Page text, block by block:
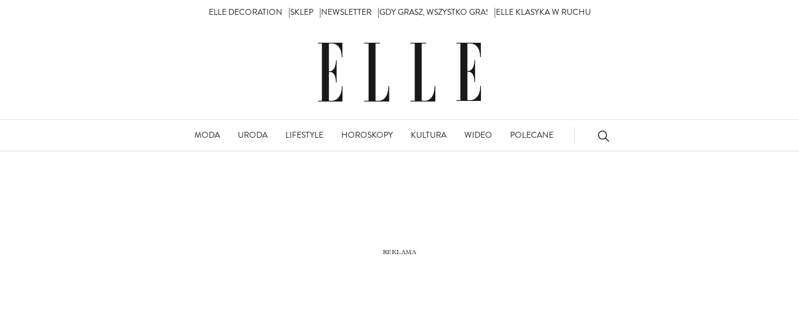
ELLE DECORATION SKLEP NEWSLETTER GDY GRASZ, WSZYSTKO GRA! ELLE KLASYKA W RUCHU
MODA URODA LIFESTYLE HOROSKOPY KULTURA WIDEO POLECANE